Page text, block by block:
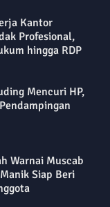
Kantor
Profesional,
hingga RDP
Mencuri HP,
Warnai Muscab
Siap Beri